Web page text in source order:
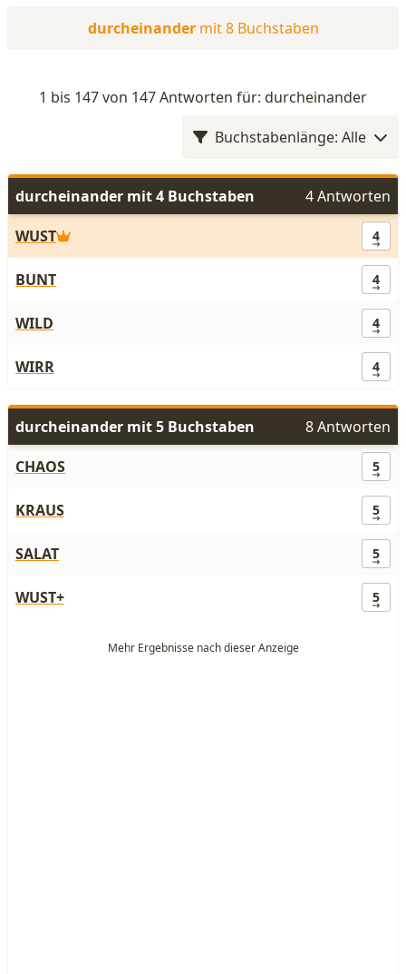
durcheinander mit 8 Buchstaben
1 bis 147 von 147 Antworten für: durcheinander
Buchstabenlänge: Alle
durcheinander mit 4 Buchstaben
4 Antworten
WUST
4
BUNT 4
WILD 4
WIRR 4
durcheinander mit 5 Buchstaben
8 Antworten
CHAOS
5
KRAUS 5
SALAT 5
WUST+ 5